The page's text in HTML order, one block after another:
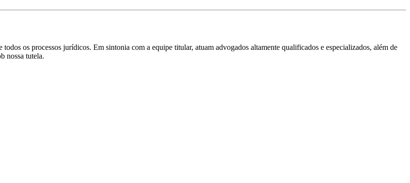
os processos jurídicos. Em sintonia com a equipe titular, atuam advogados altamente qualificados e especializados, além de
nossa tutela.